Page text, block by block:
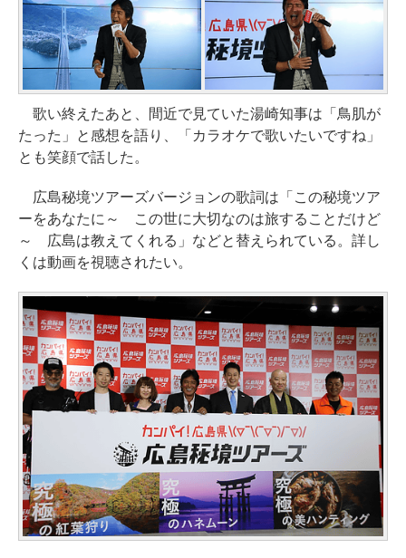
歌い終えたあと、間近で見ていた湯崎知事は「鳥肌が
たった」と感想を語り、「カラオケで歌いたいですね」
とも笑顔で話した。
広島秘境ツアーズバージョンの歌詞は「この秘境ツア
ーをあなたに～ この世に大切なのは旅することだけど
～ 広島は教えてくれる」などと替えられている。詳し
くは動画を視聴されたい。